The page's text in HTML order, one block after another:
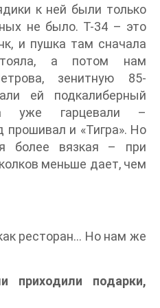
к ней были только
не было. Т-34 – это
и пушка там сначала
а потом нам
зенитную 85-
ей подкалиберный
уже гарцевали –
прошивал и «Тигра». Но
более вязкая – при
меньше дает, чем
ресторан… Но нам же
приходили подарки,